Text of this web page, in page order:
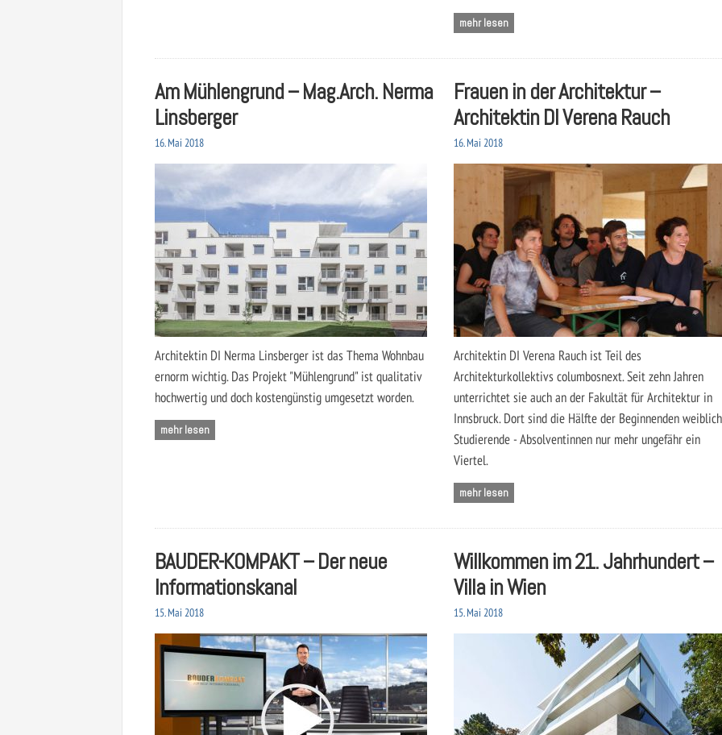
mehr lesen
Am Mühlengrund – Mag.Arch. Nerma
Linsberger
16. Mai 2018
Architektin DI Nerma Linsberger ist das Thema Wohnbau
ernorm wichtig. Das Projekt "Mühlengrund" ist qualitativ
hochwertig und doch kostengünstig umgesetzt worden.
mehr lesen
Frauen in der Architektur –
Architektin DI Verena Rauch
16. Mai 2018
Architektin DI Verena Rauch ist Teil des
Architekturkollektivs columbosnext. Seit zehn Jahren
unterrichtet sie auch an der Fakultät für Architektur in
Innsbruck. Dort sind die Hälfte der Beginnenden
Studierende - Absolventinnen nur mehr ungefähr ein
Viertel.
mehr lesen
BAUDER-KOMPAKT – Der neue
Informationskanal
15. Mai 2018
Willkommen im 21. Jahrhundert –
Villa in Wien
15. Mai 2018